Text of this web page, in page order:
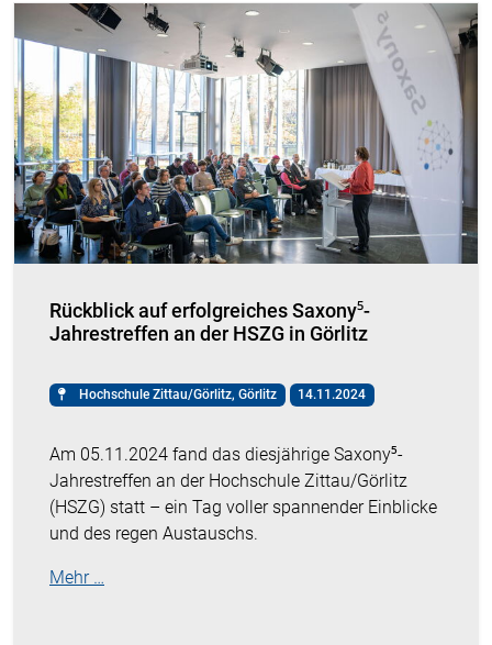
Rückblick auf erfolgreiches Saxony⁵-
Jahrestreffen an der HSZG in Görlitz
Hochschule Zittau/Görlitz, Görlitz 14.11.2024
Am 05.11.2024 fand das diesjährige Saxony⁵-
Jahrestreffen an der Hochschule Zittau/Görlitz
(HSZG) statt – ein Tag voller spannender Einblicke
und des regen Austauschs.
Mehr …